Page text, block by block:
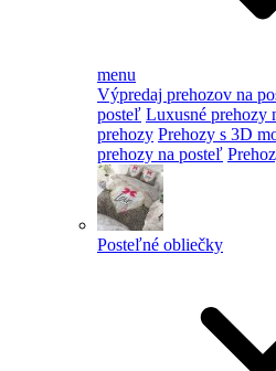
menu
Výpredaj prehozov na
posteľ Luxusné prehozy
prehozy Prehozy s 3D
prehozy na posteľ
Posteľné obliečky